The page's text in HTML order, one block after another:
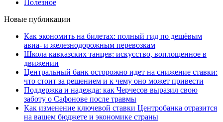
Полезное
Новые публикации
Как экономить на билетах: полный гид по дешёвым
авиа- и железнодорожным перевозкам
Школа кавказских танцев: искусство, воплощенное в
движении
Центральный банк осторожно идет на снижение ставки:
что стоит за решением и к чему оно может привести
Поддержка и надежда: как Черчесов выразил свою
заботу о Сафонове после травмы
Как изменение ключевой ставки Центробанка отразится
на вашем бюджете и экономике страны